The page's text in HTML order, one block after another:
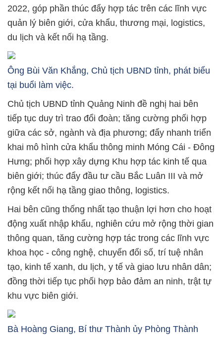
2022, góp phần thúc đẩy hợp tác trên các lĩnh vực
quản lý biên giới, cửa khẩu, thương mại, logistics,
du lịch và kết nối hạ tầng.
Ông Bùi Văn Khắng, Chủ tịch UBND tỉnh, phát biểu
tại buổi làm việc.
Chủ tịch UBND tỉnh Quảng Ninh đề nghị hai bên
tiếp tục duy trì trao đổi đoàn; tăng cường phối hợp
giữa các sở, ngành và địa phương; đẩy nhanh triển
khai mô hình cửa khẩu thông minh Móng Cái - Đông
Hưng; phối hợp xây dựng Khu hợp tác kinh tế qua
biên giới; thúc đẩy đầu tư cầu Bắc Luân III và mở
rộng kết nối hạ tầng giao thông, logistics.
Hai bên cũng thống nhất tạo thuận lợi hơn cho hoạt
động xuất nhập khẩu, nghiên cứu mở rộng thời gian
thông quan, tăng cường hợp tác trong các lĩnh vực
khoa học - công nghệ, chuyển đổi số, trí tuệ nhân
tạo, kinh tế xanh, du lịch, y tế và giao lưu nhân dân;
đồng thời tiếp tục phối hợp bảo đảm an ninh, trật tự
khu vực biên giới.
Bà Hoàng Giang, Bí thư Thành ủy Phòng Thành